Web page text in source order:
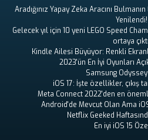
Aradığınız Yapay Zeka Aracını
Yenilendi!
Gelecek yıl için 10 yeni LEGO Speed
ortaya
Kindle Ailesi Büyüyor: Renkli
2023'ün En İyi Oyunları
Samsung Odyssey
iOS 17: İşte özellikler, çıkış
Meta Connect 2022'den en
Android'de Mevcut Olan Ama
Netflix Geeked
En iyi iOS 15